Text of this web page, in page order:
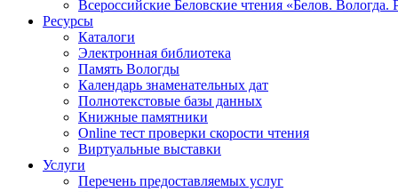
Всероссийские Беловские чтения «Белов. Вологда.
Ресурсы
Каталоги
Электронная библиотека
Память Вологды
Календарь знаменательных дат
Полнотекстовые базы данных
Книжные памятники
Online тест проверки скорости чтения
Виртуальные выставки
Услуги
Перечень предоставляемых услуг